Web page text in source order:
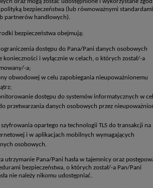
oraz mogą zostać udostępnione i wykorzystane
bezpieczeństwa (lub równoważnymi
partnerów handlowych).
bezpieczeństwa obejmują:
dostępu do Pana/Pani danych osobowych
konieczności i wyłącznie w celach, o których został/-a
a;
obwodowej w celu zapobiegania nieupoważnionemu
dostępu do systemów informatycznych w
przetwarzania danych osobowych przez
opartego na technologii TLS do transakcji na
i w aplikacjach mobilnych wymagających
osobowych.
utrzymanie Pana/Pani hasła w tajemnicy oraz
bezpieczeństwa, o których został/-a Pan/Pani
nie należy nikomu udostępniać.